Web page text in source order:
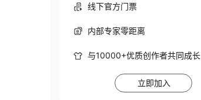
线下官方门票
内部专家零距离
与10000+优质创作者共同成长
立即加入